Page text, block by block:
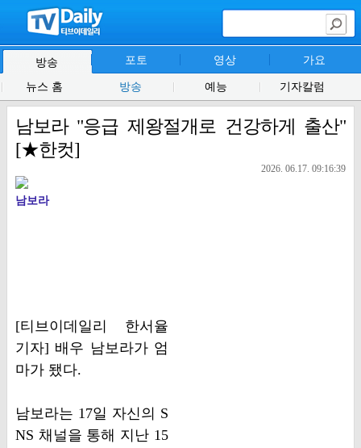
방송 포토 영상 가요
뉴스 홈 방송 예능 기자칼럼
남보라 "응급 제왕절개로 건강하게 출산"
[★한컷]
2026. 06.17. 09:16:39
남보라
[티브이데일리 한서율
기자] 배우 남보라가 엄
마가 됐다.
남보라는 17일 자신의 S
NS 채널을 통해 지난 15